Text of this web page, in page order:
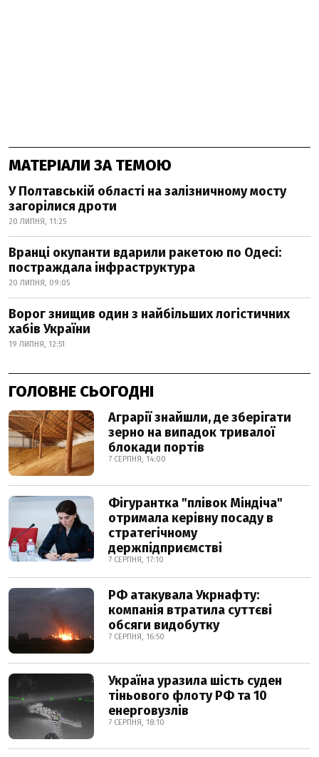
МАТЕРІАЛИ ЗА ТЕМОЮ
У Полтавській області на залізничному мосту
загорілися дроти
20 ЛИПНЯ, 11:25
Вранці окупанти вдарили ракетою по Одесі:
постраждала інфраструктура
20 ЛИПНЯ, 09:05
Ворог знищив один з найбільших логістичних
хабів України
19 ЛИПНЯ, 12:51
ГОЛОВНЕ СЬОГОДНІ
Аграрії знайшли, де зберігати
зерно на випадок тривалої
блокади портів
7 СЕРПНЯ, 14:00
Фігурантка "плівок Міндіча"
отримала керівну посаду в
стратегічному
держпідприємстві
7 СЕРПНЯ, 17:10
РФ атакувала Укрнафту:
компанія втратила суттєві
обсяги видобутку
7 СЕРПНЯ, 16:50
Україна уразила шість суден
тіньового флоту РФ та 10
енерговузлів
7 СЕРПНЯ, 18:10